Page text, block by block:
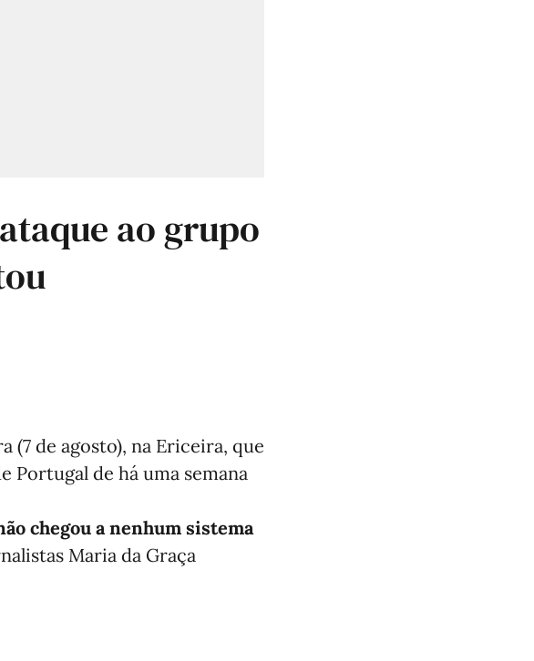
ao grupo
de agosto), na Ericeira, que
Portugal de há uma semana
chegou a nenhum sistema
Maria da Graça